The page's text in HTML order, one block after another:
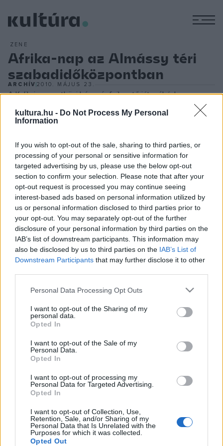
kultura.hu - Do Not Process My Personal
Information
If you wish to opt-out of the sale, sharing to third parties, or
processing of your personal or sensitive information for
targeted advertising by us, please use the below opt-out
section to confirm your selection. Please note that after your
opt-out request is processed you may continue seeing
interest-based ads based on personal information utilized by
us or personal information disclosed to third parties prior to
your opt-out. You may separately opt-out of the further
disclosure of your personal information by third parties on the
IAB’s list of downstream participants. This information may
also be disclosed by us to third parties on the IAB’s List of
Downstream Participants that may further disclose it to other
Please note that this website/app uses one or more Google
not limited to your visit or usage behaviour. You may click to
grant or deny consent to Google and its third-party tags to
use your data for below specified purposes in below Google
consent section.
Personal Data Processing Opt Outs
I want to opt-out of the Sharing of my
personal data.
Opted In
I want to opt-out of the Sale of my
Personal Data.
Opted In
I want to opt-out of processing my
Personal Data for Targeted Advertising.
Opted In
I want to opt-out of Collection, Use,
Retention, Sale, and/or Sharing of my
Personal Data that Is Unrelated with the
Purposes for which it was collected.
Opted Out
ZENE
Afrika-nap az Almássy téri
szabadidőközpontban
ARCHÍV2010. MÁJUS 23.
A Kolibri nemzetközi készségfejlesztő játszóházban a
kézműves foglalkozásokon a gyerekek a gyöngyöt
fűzhetnek, papírból felépíthetnek egy afrikai kunyhót,
falfestés. A közös doboláson az érdeklődők afrikai
ritmusokat ismerhetnek meg, afrikai dalokat, mondókákat,
táncokat tanulhatnak és afrikai hangszereket is
kipróbálhatnak.
A látogatókat játékos capoeirafoglalkozás, hip-hop és
afrikai táncház szórakoztatja, de arcfestés, afrikai tárgyak
vására és játékos angolnyelvtanulás is színesíti a
programokat, míg a legkisebbeket a babasarok várja. Az
Ebony Kulturális Egyesület szervezésében megvalósuló
Afrika-nap alkalmából bemutatkozik az Afrika Magyar
Egyesület (AHU) is.
MEGOSZTÁS